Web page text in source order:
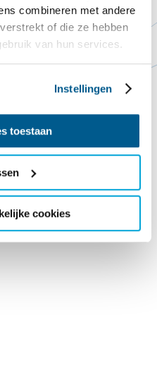
combineren met andere
of die ze hebben
van hun services.
Instellingen
toestaan
cookies